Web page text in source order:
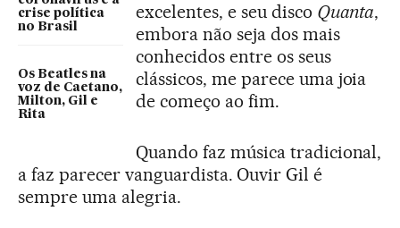
crise política
no Brasil
Os Beatles na
voz de Caetano,
Milton, Gil e
Rita
excelentes, e seu disco Quanta,
embora não seja dos mais
conhecidos entre os seus
clássicos, me parece uma joia
de começo ao fim.
Quando faz música tradicional,
a faz parecer vanguardista. Ouvir Gil é
sempre uma alegria.